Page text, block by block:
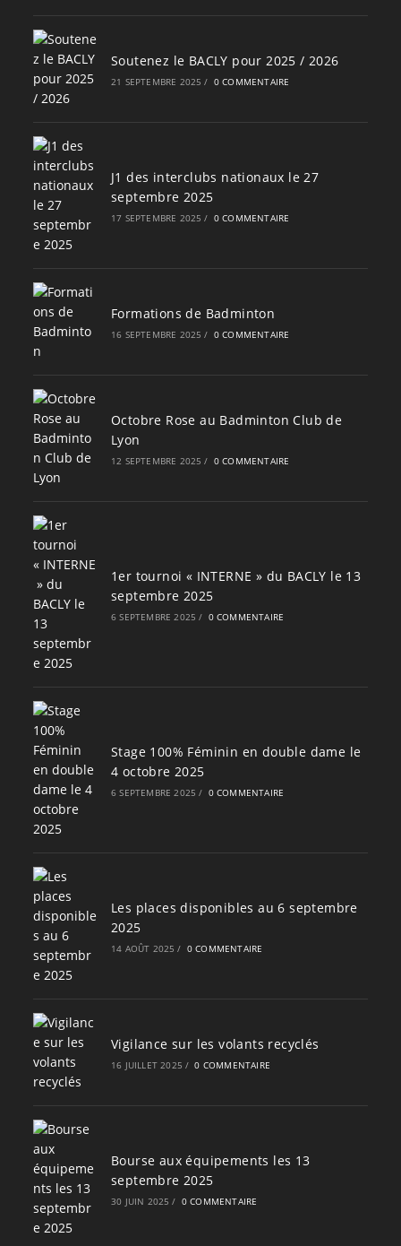
Soutenez le BACLY pour 2025 / 2026
21 SEPTEMBRE 2025 / 0 COMMENTAIRE
J1 des interclubs nationaux le 27
septembre 2025
17 SEPTEMBRE 2025 / 0 COMMENTAIRE
Formations de Badminton
16 SEPTEMBRE 2025 / 0 COMMENTAIRE
Octobre Rose au Badminton Club de
Lyon
12 SEPTEMBRE 2025 / 0 COMMENTAIRE
1er tournoi « INTERNE » du BACLY le 13
septembre 2025
6 SEPTEMBRE 2025 / 0 COMMENTAIRE
Stage 100% Féminin en double dame le
4 octobre 2025
6 SEPTEMBRE 2025 / 0 COMMENTAIRE
Les places disponibles au 6 septembre
2025
14 AOÛT 2025 / 0 COMMENTAIRE
Vigilance sur les volants recyclés
16 JUILLET 2025 / 0 COMMENTAIRE
Bourse aux équipements les 13
septembre 2025
30 JUIN 2025 / 0 COMMENTAIRE